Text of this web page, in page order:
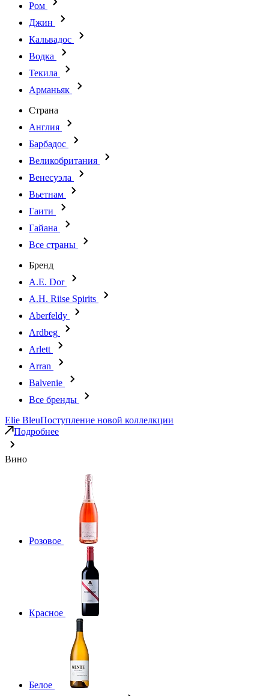
Ром
Джин
Кальвадос
Водка
Текила
Арманьяк
Страна
Англия
Барбадос
Великобритания
Венесуэла
Вьетнам
Гаити
Гайана
Все страны
Бренд
A.E. Dor
A.H. Riise Spirits
Aberfeldy
Ardbeg
Arlett
Arran
Balvenie
Все бренды
Elie BleuПоступление новой коллелкции
Подробнее
Вино
Розовое
Красное
Белое